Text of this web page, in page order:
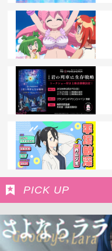
PICK UP